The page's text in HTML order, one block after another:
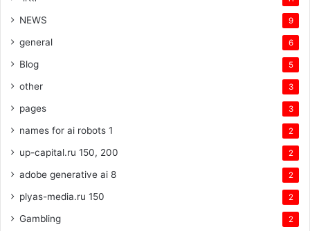
NEWS 9
general 6
Blog 5
other 3
pages 3
names for ai robots 1 2
up-capital.ru 150, 200 2
adobe generative ai 8 2
plyas-media.ru 150 2
Gambling 2